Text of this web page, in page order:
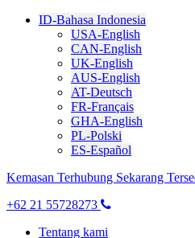
ID-Bahasa Indonesia
USA-English
CAN-English
UK-English
AUS-English
AT-Deutsch
FR-Français
GHA-English
PL-Polski
ES-Español
Kemasan Terhubung Sekarang
+62 21 55728273
Tentang kami